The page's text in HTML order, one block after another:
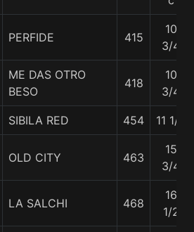
PERFIDE 415
10
3/4
ME DAS OTRO
BESO
418
10
3/4
SIBILA RED 454 11 1/4
OLD CITY 463
15
3/4
LA SALCHI 468
16
1/2